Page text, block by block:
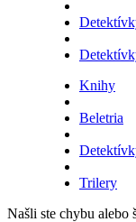
Knihy
Beletria
Trilery
Našli ste chybu alebo